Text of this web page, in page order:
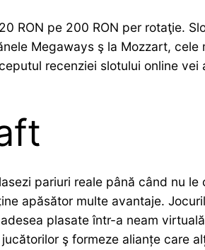
RON pe 200 RON per rotaţie.
Megaways ş la Mozzart,
recenziei slotului online
pariuri reale până când nu
apăsător multe avantaje.
plasate într-a neam
ş formeze alianțe care